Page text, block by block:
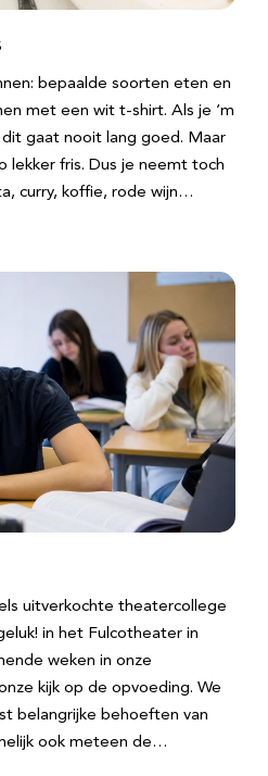
bepaalde soorten eten en
met een wit t-shirt. Als je ‘m
dit gaat nooit lang goed. Maar
lekker fris. Dus je neemt toch
curry, koffie, rode wijn…
uitverkochte theatercollege
in het Fulcotheater in
weken in onze
kijk op de opvoeding. We
belangrijke behoeften van
ook meteen de…